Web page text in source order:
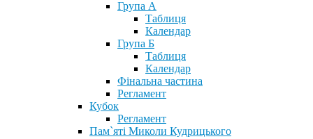
Група А
Таблиця
Календар
Група Б
Таблиця
Календар
Фінальна частина
Регламент
Кубок
Регламент
Пам`яті Миколи Кудрицького